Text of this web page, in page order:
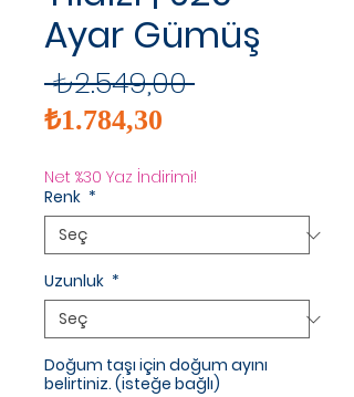
Ayar Gümüş
₺2.549,00 Normal
₺1.784,30
Net %30 Yaz İndirimi!
Renk *
Uzunluk *
Doğum taşı için doğum ayını
belirtiniz. (isteğe bağlı)